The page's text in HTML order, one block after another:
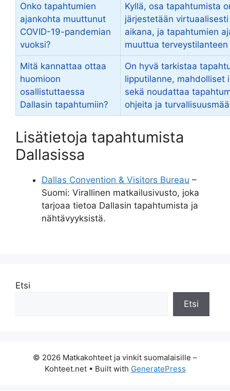
Onko tapahtumien
ajankohta muuttunut
COVID-19-pandemian
vuoksi?
Kyllä, osa tapahtumista
järjestetään
aikana, ja tapahtumien
muuttua terveystilanteen
Mitä kannattaa ottaa
huomioon
osallistuttaessa
Dallasin tapahtumiin?
On hyvä tarkistaa
lipputilanne, mahdolliset
sekä noudattaa
ohjeita ja
Lisätietoja tapahtumista
Dallasissa
Dallas Convention & Visitors Bureau –
Suomi: Virallinen matkailusivusto, joka
tarjoaa tietoa Dallasin tapahtumista ja
nähtävyyksistä.
Etsi
Etsi
© 2026 Matkakohteet ja vinkit suomalaisille –
Kohteet.net• Built with GeneratePress